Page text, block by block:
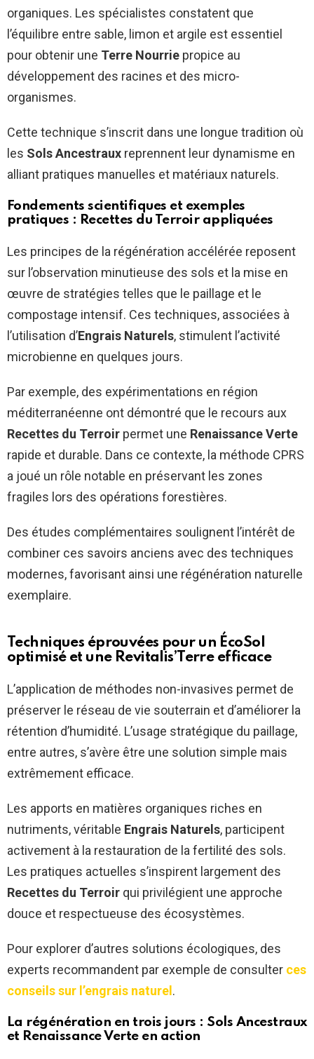
organiques. Les spécialistes constatent que
l’équilibre entre sable, limon et argile est essentiel
pour obtenir une Terre Nourrie propice au
développement des racines et des micro-
organismes.
Cette technique s’inscrit dans une longue tradition où
les Sols Ancestraux reprennent leur dynamisme en
alliant pratiques manuelles et matériaux naturels.
Fondements scientifiques et exemples
pratiques : Recettes du Terroirappliquées
Les principes de la régénération accélérée reposent
sur l’observation minutieuse des sols et la mise en
œuvre de stratégies telles que le paillage et le
compostage intensif. Ces techniques, associées à
l’utilisation d’Engrais Naturels, stimulent l’activité
microbienne en quelques jours.
Par exemple, des expérimentations en région
méditerranéenne ont démontré que le recours aux
Recettes du Terroir permet une Renaissance Verte
rapide et durable. Dans ce contexte, la méthode CPRS
a joué un rôle notable en préservant les zones
fragiles lors des opérations forestières.
Des études complémentaires soulignent l’intérêt de
combiner ces savoirs anciens avec des techniques
modernes, favorisant ainsi une régénération naturelle
exemplaire.
Techniques éprouvées pour un ÉcoSol
optimisé et une Revitalis’Terreefficace
L’application de méthodes non-invasives permet de
préserver le réseau de vie souterrain et d’améliorer la
rétention d’humidité. L’usage stratégique du paillage,
entre autres, s’avère être une solution simple mais
extrêmement efficace.
Les apports en matières organiques riches en
nutriments, véritable Engrais Naturels, participent
activement à la restauration de la fertilité des sols.
Les pratiques actuelles s’inspirent largement des
Recettes du Terroir qui privilégient une approche
douce et respectueuse des écosystèmes.
Pour explorer d’autres solutions écologiques, des
experts recommandent par exemple de consulter ces
conseils sur l’engrais naturel.
La régénération en trois jours : Sols Ancestraux
et Renaissance Verteen action